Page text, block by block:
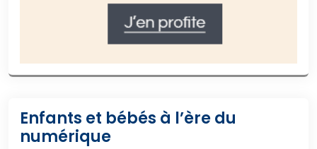
Enfants et bébés à l’ère du
numérique